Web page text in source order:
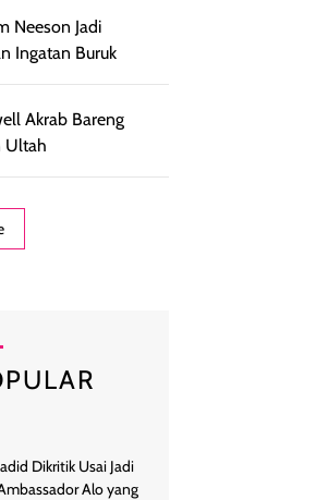
Neeson Jadi
Ingatan Buruk
Akrab Bareng
Ultah
Dikritik Usai Jadi
Alo yang